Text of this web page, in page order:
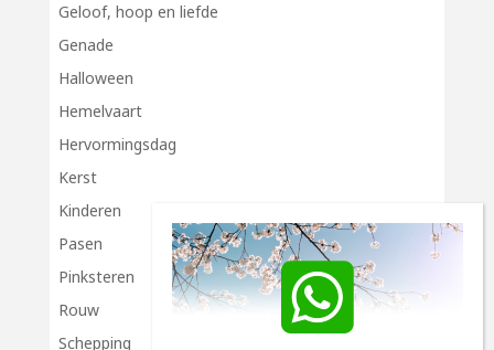
Geloof, hoop en liefde
Genade
Halloween
Hemelvaart
Hervormingsdag
Kerst
Kinderen
Pasen
Pinksteren
Rouw
Schepping